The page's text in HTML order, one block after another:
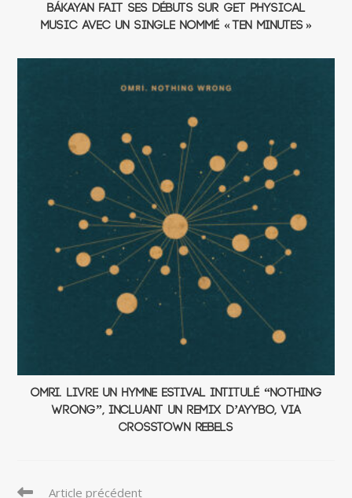
Bákayan fait ses débuts sur Get Physical
Music avec un single nommé « Ten Minutes »
OMRI. livre un hymne estival intitulé “Nothing
Wrong”, incluant un remix d’AYYBO, via
Crosstown Rebels
Read Article précédent